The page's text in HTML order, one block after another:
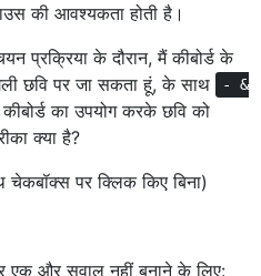
की आवश्यकता होती है।
प्रक्रिया के दौरान, मैं कीबोर्ड के
छवि पर जा सकता हूं, के साथ
- &
का उपयोग करके छवि को
क्या है?
चेकबॉक्स पर क्लिक किए बिना)
एक और सवाल नहीं बनाने के लिए: